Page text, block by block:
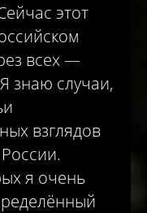
этот
всех —
знаю случаи,
взглядов
я очень